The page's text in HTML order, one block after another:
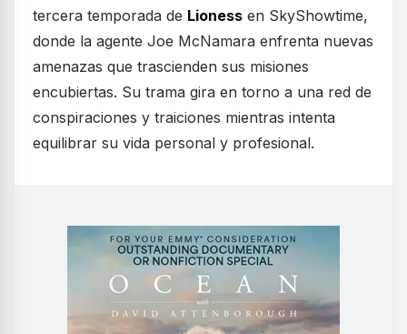
tercera temporada de Lioness en SkyShowtime,
donde la agente Joe McNamara enfrenta nuevas
amenazas que trascienden sus misiones
encubiertas. Su trama gira en torno a una red de
conspiraciones y traiciones mientras intenta
equilibrar su vida personal y profesional.